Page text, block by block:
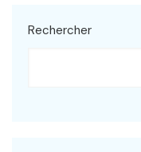
Rechercher